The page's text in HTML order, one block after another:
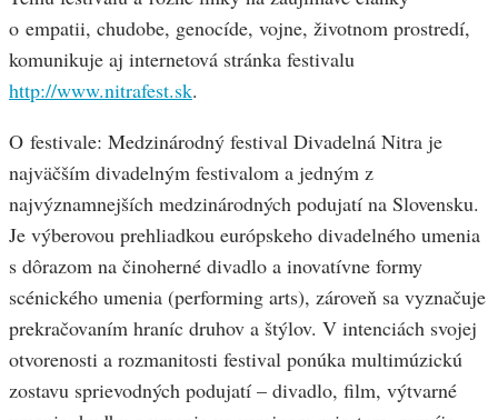
o empatii, chudobe, genocíde, vojne, životnom prostredí,
komunikuje aj internetová stránka festivalu
http://www.nitrafest.sk.
O festivale: Medzinárodný festival Divadelná Nitra je
najväčším divadelným festivalom a jedným z
najvýznamnejších medzinárodných podujatí na Slovensku.
Je výberovou prehliadkou európskeho divadelného umenia
s dôrazom na činoherné divadlo a inovatívne formy
scénického umenia (performing arts), zároveň sa vyznačuje
prekračovaním hraníc druhov a štýlov. V intenciách svojej
otvorenosti a rozmanitosti festival ponúka multimúzickú
zostavu sprievodných podujatí – divadlo, film, výtvarné